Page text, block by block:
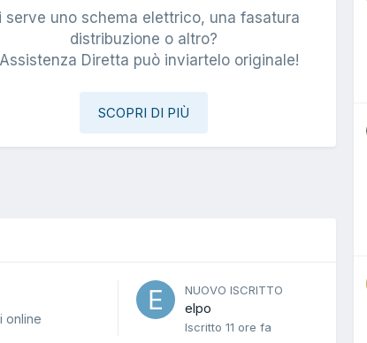
serve uno schema elettrico, una fasatura
distribuzione o altro?
Diretta può inviartelo originale!
SCOPRI DI PIÙ
online
NUOVO ISCRITTO
elpo
Iscritto 11 ore fa